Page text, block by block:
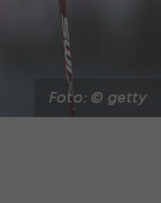
Foto: © getty